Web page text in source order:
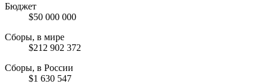
Бюджет
$50 000 000
Сборы, в мире
$212 902 372
Сборы, в России
$1 630 547